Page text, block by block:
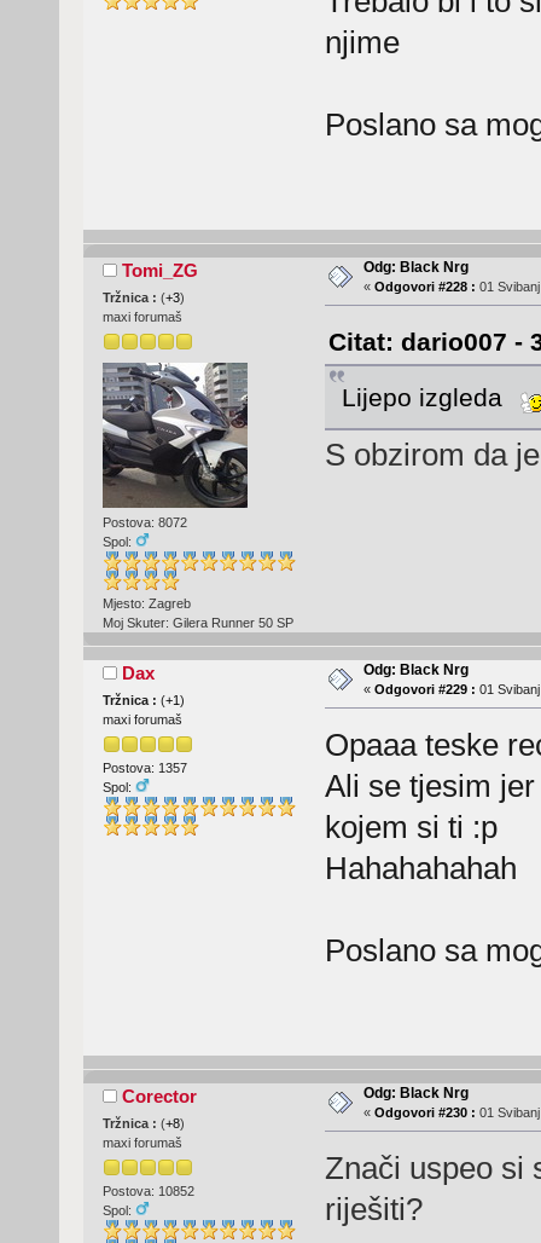
njime
Poslano sa
Tomi_ZG
Tržnica : (+3)
maxi forumaš
Postova: 8072
Spol:
Mjesto: Zagreb
Moj Skuter: Gilera Runner 50 SP
Odg: Black Nrg
« Odgovori #228 : 01
Citat: dario007 -
Lijepo izgleda
S obzirom da
Dax
Tržnica : (+1)
maxi forumaš
Postova: 1357
Spol:
Odg: Black Nrg
« Odgovori #229 : 01
Opaaa teske
Ali se tjesim
kojem si ti :p
Hahahahahah
Poslano sa
Corector
Tržnica : (+8)
maxi forumaš
Postova: 10852
Spol:
Odg: Black Nrg
« Odgovori #230 : 01
Znači uspeo si
riješiti?